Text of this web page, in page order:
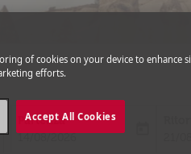
Partenza
fc-booking-departure-date-aria-
14/08/2026
fc-
of cookies on your device to enhance
efforts.
Accept All Cookies